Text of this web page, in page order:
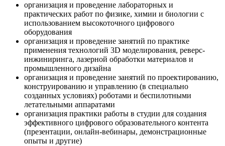
организация и проведение лабораторных и
практических работ по физике, химии и биологии с
использованием высокоточного цифрового
оборудования
организация и проведение занятий по практике
применения технологий 3D моделирования, реверс-
инжиниринга, лазерной обработки материалов и
промышленного дизайна
организация и проведение занятий по проектированию,
конструированию и управлению (в специально
созданных условиях) роботами и беспилотными
летательными аппаратами
организация практики работы в студии для создания
эффективного цифрового образовательного контента
(презентации, онлайн-вебинары, демонстрационные
опыты и другие)